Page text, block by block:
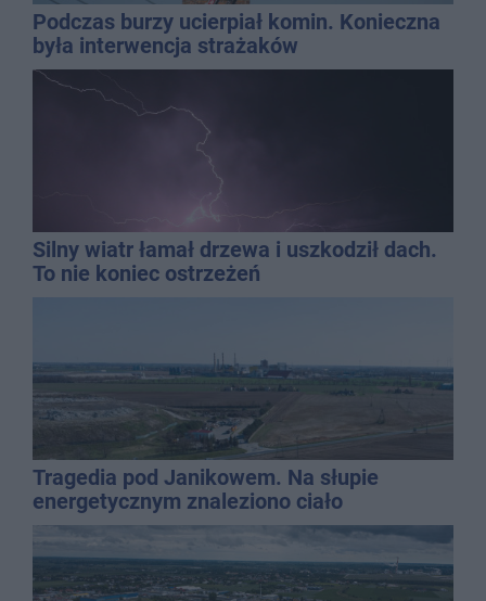
Podczas burzy ucierpiał komin. Konieczna
była interwencja strażaków
Silny wiatr łamał drzewa i uszkodził dach.
To nie koniec ostrzeżeń
Tragedia pod Janikowem. Na słupie
energetycznym znaleziono ciało
mężczyzny